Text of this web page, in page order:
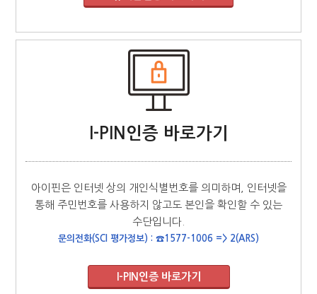
I-PIN인증 바로가기
아이핀은 인터넷 상의 개인식별번호를 의미하며, 인터넷을
통해 주민번호를 사용하지 않고도 본인을 확인할 수 있는
수단입니다.
문의전화(SCI 평가정보) : ☎1577-1006 => 2(ARS)